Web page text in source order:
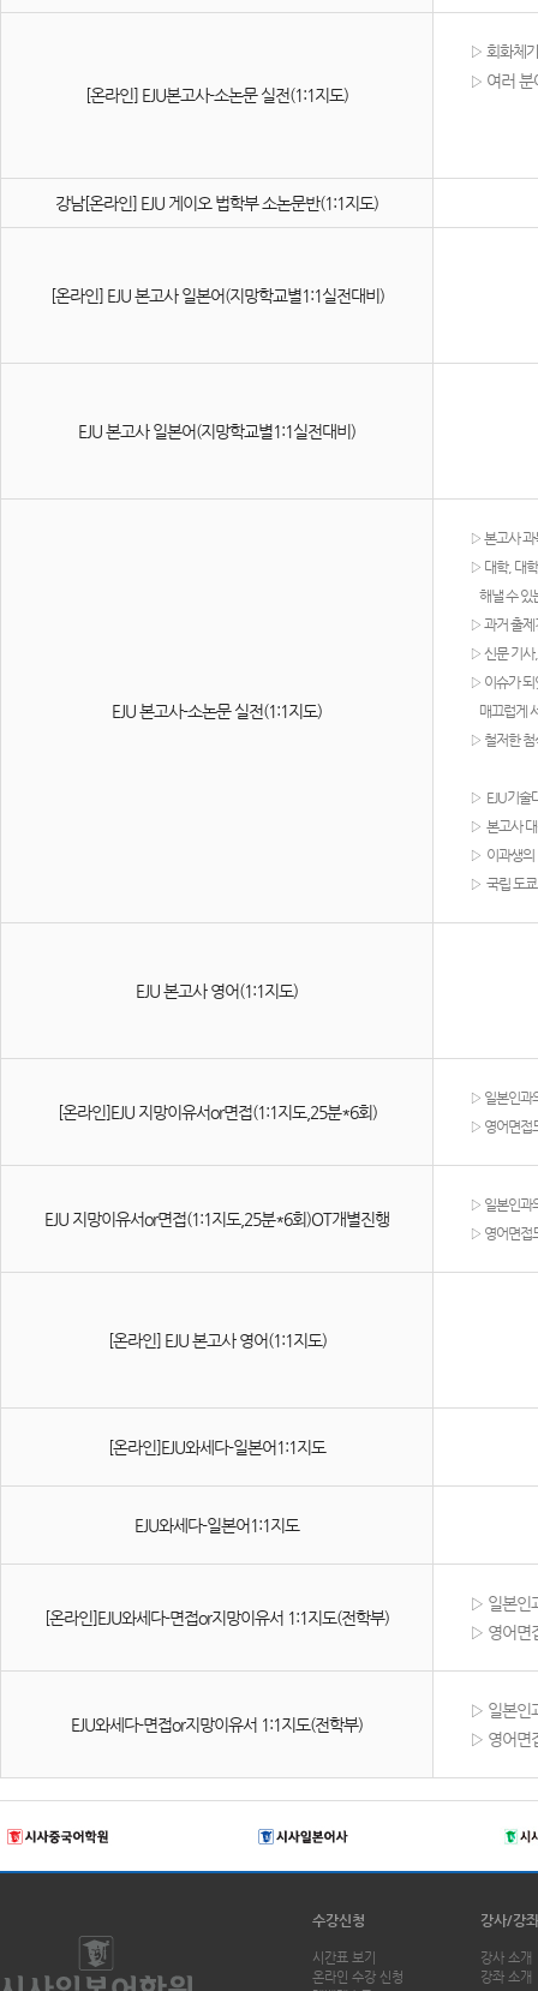
[온라인] EJU본고사-소논문 실전(1:1지도)
▷ 회화체
▷ 여러
강남[온라인] EJU 게이오 법학부 소논문반(1:1지도)
[온라인] EJU 본고사 일본어(지망학교별1:1실전대비)
EJU 본고사 일본어(지망학교별1:1실전대비)
EJU 본고사-소논문 실전(1:1지도)
▷ 본고사 과
▷ 대학, 대
해낼 수 있
▷ 과거 출제
▷ 신문 기사
▷ 이슈가
매끄럽게
▷ 철저한
▷
EJU기
▷ 본고사
▷
이과생
▷ 국립 도
EJU 본고사 영어(1:1지도)
[온라인]EJU 지망이유서or면접(1:1지도,25분*6회)
▷ 일본인과
▷ 영어면접
EJU 지망이유서or면접(1:1지도,25분*6회)OT개별진행
▷ 일본인과
▷ 영어면접
[온라인] EJU 본고사 영어(1:1지도)
[온라인]EJU와세다-일본어1:1지도
EJU와세다-일본어1:1지도
[온라인]EJU와세다-면접or지망이유서 1:1지도(전학부)
▷ 일본인
▷ 영어면
EJU와세다-면접or지망이유서 1:1지도(전학부)
▷ 일본인
▷ 영어면
수강신청
시간표 보기
온라인 수강 신청
강사/강좌
강사 소개
강좌 소개